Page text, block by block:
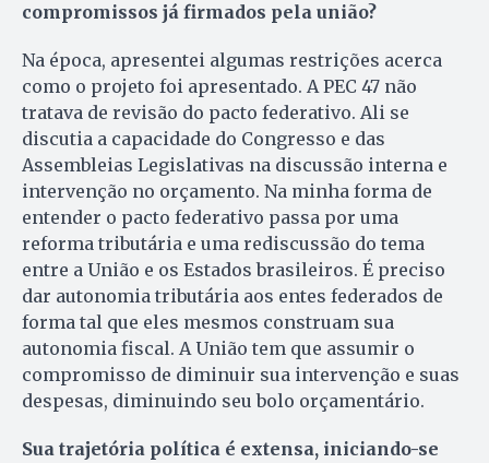
compromissos já firmados pela união?
Na época, apresentei algumas restrições acerca
como o projeto foi apresentado. A PEC 47 não
tratava de revisão do pacto federativo. Ali se
discutia a capacidade do Congresso e das
Assembleias Legislativas na discussão interna e
intervenção no orçamento. Na minha forma de
entender o pacto federativo passa por uma
reforma tributária e uma rediscussão do tema
entre a União e os Estados brasileiros. É preciso
dar autonomia tributária aos entes federados de
forma tal que eles mesmos construam sua
autonomia fiscal. A União tem que assumir o
compromisso de diminuir sua intervenção e suas
despesas, diminuindo seu bolo orçamentário.
Sua trajetória política é extensa, iniciando-se